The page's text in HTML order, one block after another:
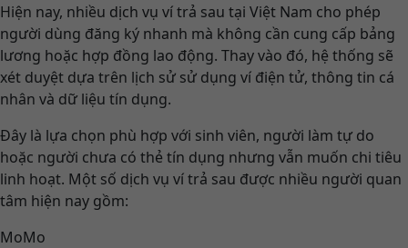
Hiện nay, nhiều dịch vụ ví trả sau tại Việt Nam cho phép
người dùng đăng ký nhanh mà không cần cung cấp bảng
lương hoặc hợp đồng lao động. Thay vào đó, hệ thống sẽ
xét duyệt dựa trên lịch sử sử dụng ví điện tử, thông tin cá
nhân và dữ liệu tín dụng.
Đây là lựa chọn phù hợp với sinh viên, người làm tự do
hoặc người chưa có thẻ tín dụng nhưng vẫn muốn chi tiêu
linh hoạt. Một số dịch vụ ví trả sau được nhiều người quan
tâm hiện nay gồm:
MoMo